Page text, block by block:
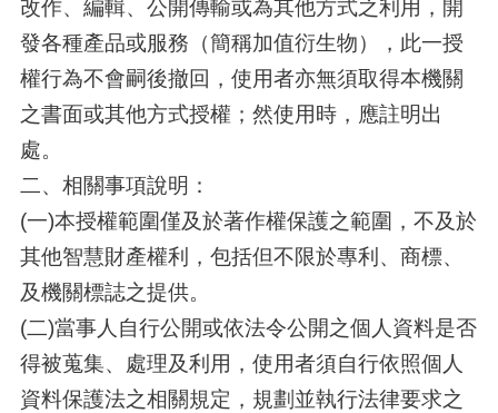
改作、編輯、公開傳輸或為其他方式之利用，開
發各種產品或服務（簡稱加值衍生物），此一授
權行為不會嗣後撤回，使用者亦無須取得本機關
之書面或其他方式授權；然使用時，應註明出
處。
二、相關事項說明：
(一)本授權範圍僅及於著作權保護之範圍，不及於
其他智慧財產權利，包括但不限於專利、商標、
及機關標誌之提供。
(二)當事人自行公開或依法令公開之個人資料是否
得被蒐集、處理及利用，使用者須自行依照個人
資料保護法之相關規定，規劃並執行法律要求之